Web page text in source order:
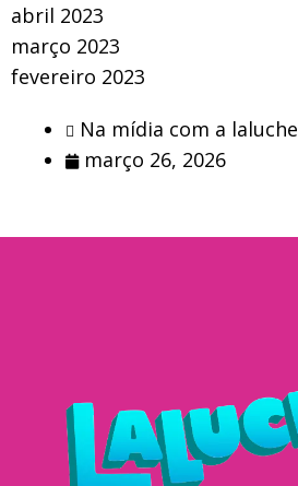
abril 2023
março 2023
fevereiro 2023
Na mídia com a laluche
março 26, 2026